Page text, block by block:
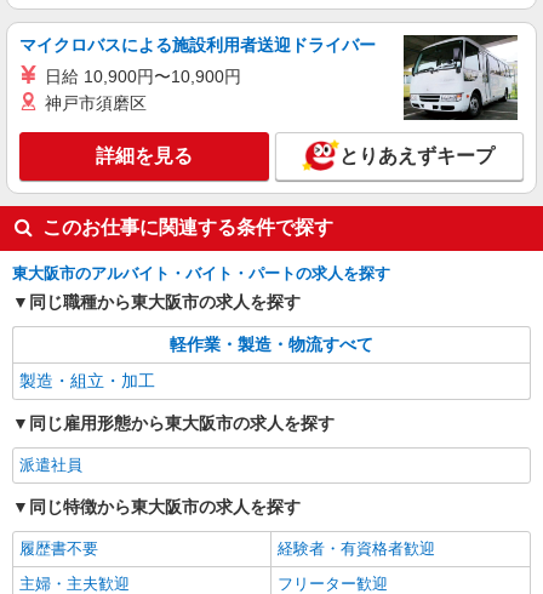
キープ 詳細を見る
マイクロバスによる施設利用者送迎ドライバー
日給 10,900円〜10,900円
神戸市須磨区
詳細を見る とりあえずキープ
このお仕事に関連する条件で探す
東大阪市のアルバイト・バイト・パートの求人を探す
同じ職種から東大阪市の求人を探す
軽作業・製造・物流すべて
製造・組立・加工
同じ雇用形態から東大阪市の求人を探す
派遣社員
同じ特徴から東大阪市の求人を探す
履歴書不要
経験者・有資格者歓迎
主婦・主夫歓迎
フリーター歓迎